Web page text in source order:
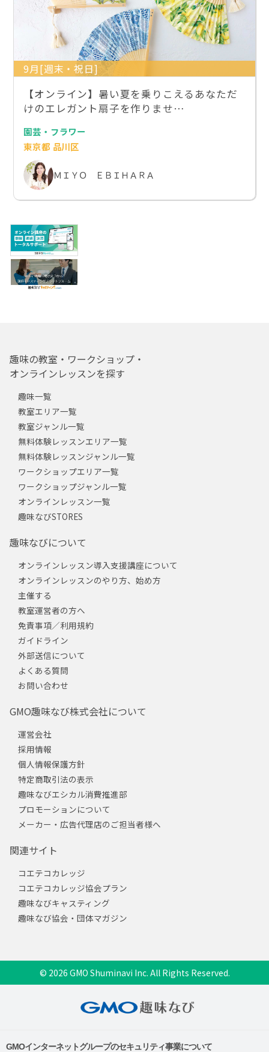
9月[週末・祝日]
【オンライン】暑い夏を乗りこえるあなただ
けのエレガント扇子を作りませ…
園芸・フラワー
東京都 品川区
ＭＩＹＯ ＥＢＩＨＡＲＡ
趣味の教室・ワークショップ・
オンラインレッスンを探す
趣味一覧
教室エリア一覧
教室ジャンル一覧
無料体験レッスンエリア一覧
無料体験レッスンジャンル一覧
ワークショップエリア一覧
ワークショップジャンル一覧
オンラインレッスン一覧
趣味なびSTORES
趣味なびについて
オンラインレッスン導入支援講座について
オンラインレッスンのやり方、始め方
主催する
教室運営者の方へ
免責事項／利用規約
ガイドライン
外部送信について
よくある質問
お問い合わせ
GMO趣味なび株式会社について
運営会社
採用情報
個人情報保護方針
特定商取引法の表示
趣味なびエシカル消費推進部
プロモーションについて
メーカー・広告代理店のご担当者様へ
関連サイト
コエテコカレッジ
コエテコカレッジ協会プラン
趣味なびキャスティング
趣味なび協会・団体マガジン
© 2026 GMO Shuminavi Inc. All Rights Reserved.